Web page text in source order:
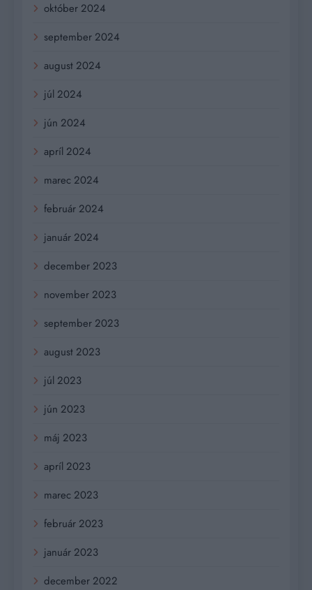
október 2024
september 2024
august 2024
júl 2024
jún 2024
apríl 2024
marec 2024
február 2024
január 2024
december 2023
november 2023
september 2023
august 2023
júl 2023
jún 2023
máj 2023
apríl 2023
marec 2023
február 2023
január 2023
december 2022